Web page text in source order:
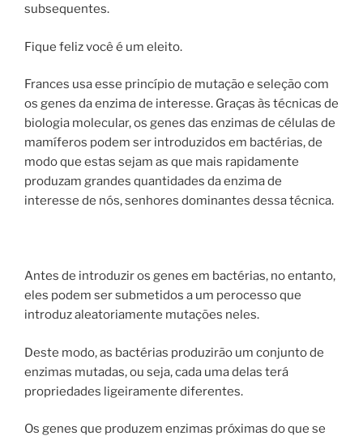
subsequentes.
Fique feliz você é um eleito.
Frances usa esse princípio de mutação e seleção com
os genes da enzima de interesse. Graças às técnicas de
biologia molecular, os genes das enzimas de células de
mamíferos podem ser introduzidos em bactérias, de
modo que estas sejam as que mais rapidamente
produzam grandes quantidades da enzima de
interesse de nós, senhores dominantes dessa técnica.
Antes de introduzir os genes em bactérias, no entanto,
eles podem ser submetidos a um perocesso que
introduz aleatoriamente mutações neles.
Deste modo, as bactérias produzirão um conjunto de
enzimas mutadas, ou seja, cada uma delas terá
propriedades ligeiramente diferentes.
Os genes que produzem enzimas próximas do que se